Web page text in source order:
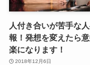
人付き合いが苦手な
報！発想を変えたら
楽になります！
2018年12月6日